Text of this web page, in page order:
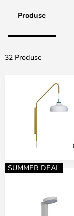
Produse
32 Produse
SUMMER DEAL